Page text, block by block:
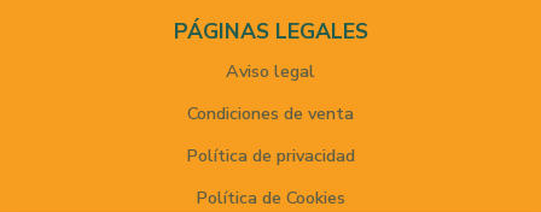
PÁGINAS LEGALES
Aviso legal
Condiciones de venta
Política de privacidad
Política de Cookies